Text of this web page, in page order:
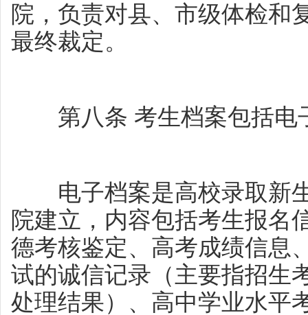
院，负责对县、市级体检和
最终裁定。
第八条 考生档案包括电
电子档案是高校录取新
院建立，内容包括考生报名
德考核鉴定、高考成绩信息
试的诚信记录（主要指招生
处理结果）、高中学业水平